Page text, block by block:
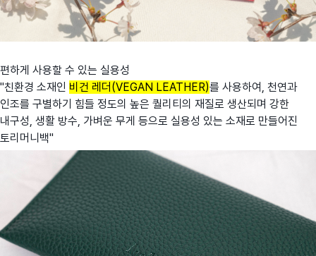
편하게 사용할 수 있는 실용성
"친환경 소재인 비건 레더(VEGAN LEATHER)를 사용하여, 천연과
인조를 구별하기 힘들 정도의 높은 퀄리티의 재질로 생산되며 강한
내구성, 생활 방수, 가벼운 무게 등으로 실용성 있는 소재로 만들어진
토리머니백"